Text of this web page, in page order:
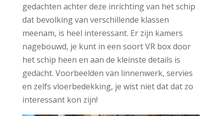
gedachten achter deze inrichting van het schip
dat bevolking van verschillende klassen
meenam, is heel interessant. Er zijn kamers
nagebouwd, je kunt in een soort VR box door
het schip heen en aan de kleinste details is
gedacht. Voorbeelden van linnenwerk, servies
en zelfs vloerbedekking, je wist niet dat dat zo
interessant kon zijn!